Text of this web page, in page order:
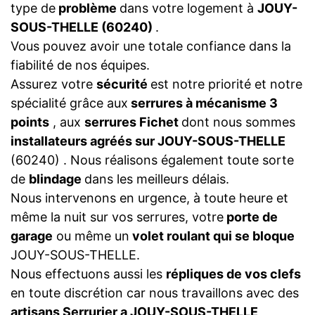
type de problème dans votre logement à JOUY-
SOUS-THELLE (60240) .
Vous pouvez avoir une totale confiance dans la
fiabilité de nos équipes.
Assurez votre sécurité est notre priorité et notre
spécialité grâce aux serrures à mécanisme 3
points , aux serrures Fichet dont nous sommes
installateurs agréés sur JOUY-SOUS-THELLE
(60240) . Nous réalisons également toute sorte
de blindage dans les meilleurs délais.
Nous intervenons en urgence, à toute heure et
même la nuit sur vos serrures, votre porte de
garage ou même un volet roulant qui se bloque
JOUY-SOUS-THELLE.
Nous effectuons aussi les répliques de vos clefs
en toute discrétion car nous travaillons avec des
artisans Serrurier a JOUY-SOUS-THELLE